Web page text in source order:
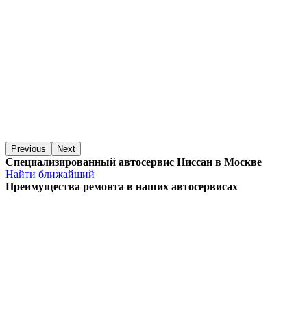
Previous Next
Специализированный автосервис Ниссан в Москве
Найти ближайший
Преимущества ремонта в наших автосервисах